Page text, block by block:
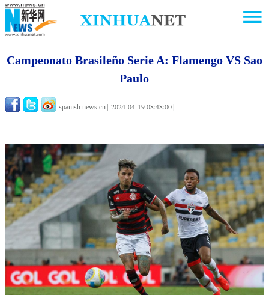
Campeonato Brasileño Serie A: Flamengo VS Sao
Paulo
spanish.news.cn 2024-04-19 08:48:00